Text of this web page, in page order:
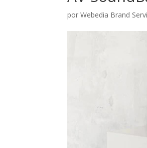
porWebedia Brand